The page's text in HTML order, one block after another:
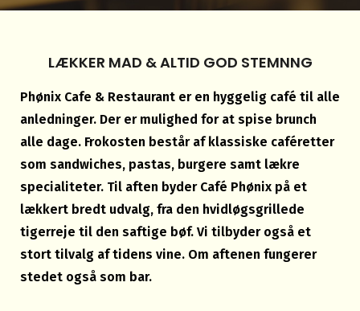
LÆKKER MAD & ALTID GOD STEMNNG
Phønix Cafe & Restaurant er en hyggelig café til alle
anledninger. Der er mulighed for at spise brunch
alle dage. Frokosten består af klassiske caféretter
som sandwiches, pastas, burgere samt lækre
specialiteter. Til aften byder Café Phønix på et
lækkert bredt udvalg, fra den hvidløgsgrillede
tigerreje til den saftige bøf. Vi tilbyder også et
stort tilvalg af tidens vine. Om aftenen fungerer
stedet også som bar.